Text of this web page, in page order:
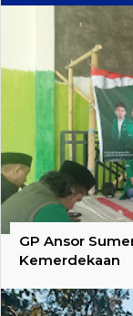
GP Ansor
Kemerdekaan